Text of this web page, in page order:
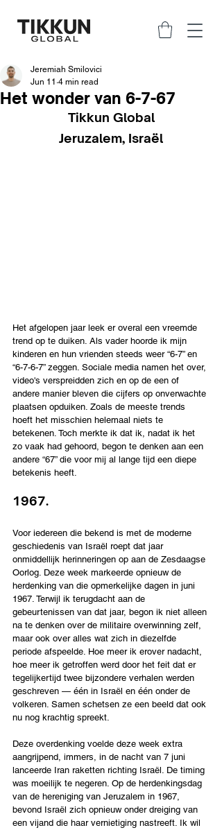
Het wonder van 6-7-67
Jeremiah Smilovici
Jun 11 4 min read
Tikkun Global
Jeruzalem, Israël
Het afgelopen jaar leek er overal een vreemde
trend op te duiken. Als vader hoorde ik mijn
kinderen en hun vrienden steeds weer “6-7” en
“6-7-6-7” zeggen. Sociale media namen het over,
video's verspreidden zich en op de een of
andere manier bleven die cijfers op onverwachte
plaatsen opduiken. Zoals de meeste trends
hoeft het misschien helemaal niets te
betekenen. Toch merkte ik dat ik, nadat ik het
zo vaak had gehoord, begon te denken aan een
andere “67” die voor mij al lange tijd een diepe
betekenis heeft.
1967.
Voor iedereen die bekend is met de moderne
geschiedenis van Israël roept dat jaar
onmiddellijk herinneringen op aan de Zesdaagse
Oorlog. Deze week markeerde opnieuw de
herdenking van die opmerkelijke dagen in juni
1967. Terwijl ik terugdacht aan de
gebeurtenissen van dat jaar, begon ik niet alleen
na te denken over de militaire overwinning zelf,
maar ook over alles wat zich in diezelfde
periode afspeelde. Hoe meer ik erover nadacht,
hoe meer ik getroffen werd door het feit dat er
tegelijkertijd twee bijzondere verhalen werden
geschreven — één in Israël en één onder de
volkeren. Samen schetsen ze een beeld dat ook
nu nog krachtig spreekt.
Deze overdenking voelde deze week extra
aangrijpend, immers, in de nacht van 7 juni
lanceerde Iran raketten richting Israël. De timing
was moeilijk te negeren. Op de herdenkingsdag
van de hereniging van Jeruzalem in 1967,
bevond Israël zich opnieuw onder dreiging van
een vijand die haar vernietiging nastreeft. Ik wil